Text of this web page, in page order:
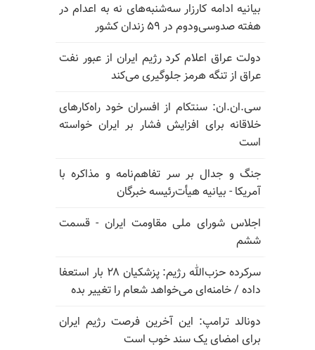
بیانیه ادامه کارزار سه‌شنبه‌های نه به اعدام در
هفته صدوسی‌و‌دوم در ۵۹ زندان کشور
دولت عراق اعلام کرد رژیم ایران از عبور نفت
عراق از تنگه هرمز جلوگیری می‌کند
سی.ان.ان: سنتکام از افسران خود راه‌کارهای
خلاقانه برای افزایش فشار بر ایران خواسته
است
جنگ و جدال بر سر تفاهم‌نامه و مذاکره با
آمریکا - بیانیه هیأت‌رئیسه خبرگان
اجلاس شورای ملی مقاومت ایران - قسمت
ششم
سرکرده حزب‌الله رژیم: پزشکیان ۲۸ بار استعفا
داده / خامنه‌ای می‌خواهد شعام را تغییر بده
دونالد ترامپ: این آخرین فرصت رژیم ایران
برای امضای یک سند خوب است